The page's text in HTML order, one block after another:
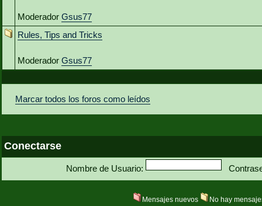
Moderador Gsus77
Rules, Tips and Tricks
Moderador Gsus77
Marcar todos los foros como leídos
Conectarse
Nombre de Usuario:
Mensajes nuevos No hay